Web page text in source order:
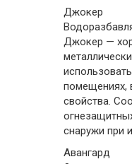
Джокер
Джокер —
помещениях,
свойства.
снаружи при
Авангард